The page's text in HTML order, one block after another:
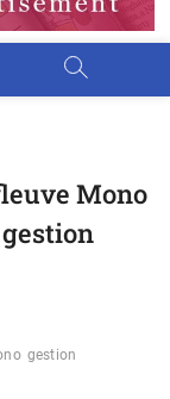
Mono
gestion
gestion